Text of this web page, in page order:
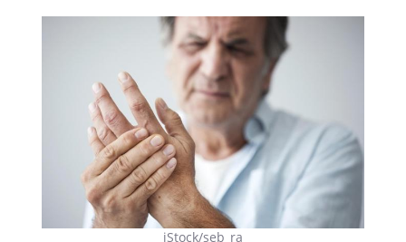
iStock/seb_ra